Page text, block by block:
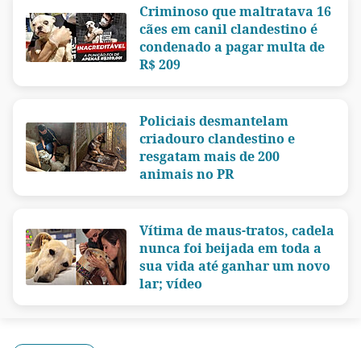
Criminoso que maltratava 16
cães em canil clandestino é
condenado a pagar multa de
R$ 209
Policiais desmantelam
criadouro clandestino e
resgatam mais de 200
animais no PR
Vítima de maus-tratos, cadela
nunca foi beijada em toda a
sua vida até ganhar um novo
lar; vídeo